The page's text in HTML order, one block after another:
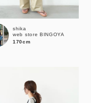
KIDS
shika
web store BINGOYA
170cm